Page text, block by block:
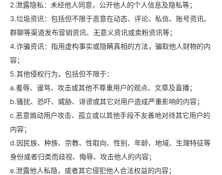
2.泄露隐私：未经他人同意，公开他人的个人信息及隐私等；
3.垃圾资讯：包括但不限于恶意在动态、评论、私信、账号资讯、
群聊等渠道发布营销资讯、无意义资讯或卖粉资讯等；
4.诈骗资讯：指用虚构事实或隐瞒真相的方法，骗取他人财物的内
容；
5.其他侵权行为，包括但不限于：
a.羞辱、谩骂、攻击或其他不尊重用户的观点、文章及直播；
b.骚扰、恐吓、威胁、诽谤或其它对用户造成严重影响的内容；
c.恶意煽动用户攻击、孤立或以其他手段不友善地对待其它用户的
内容；
d.因民族、种族、宗教、性取向、性别、年龄、地域、生理特征等
身份或者归类而歧视、侮辱、攻击他人的内容；
e.泄露他人私隐，或者其它侵犯他人合法权益的内容；